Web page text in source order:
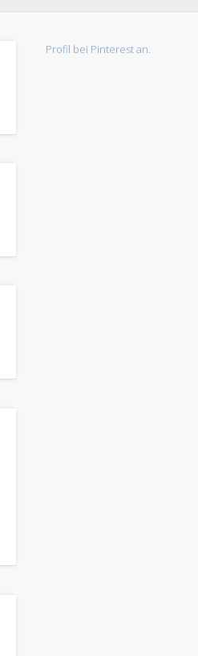
Profil bei Pinterest an.